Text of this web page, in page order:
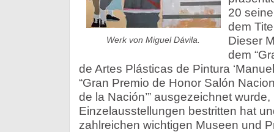
Werk von Miguel Dávila.
20
dem
Dieser
dem
de Artes Plásticas de Pintura
“Gran Premio de Honor Salón
de la Nación’” ausgezeichnet
Einzelausstellungen bestritten hat
zahlreichen wichtigen Museen und